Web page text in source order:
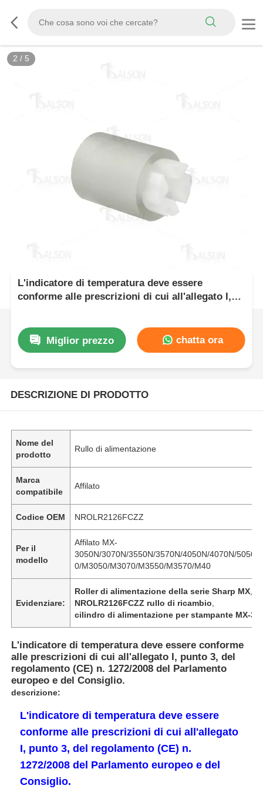
2 / 5
L'indicatore di temperatura deve essere
conforme alle prescrizioni di cui all'allegato I,
Miglior prezzo
chatta ora
DESCRIZIONE DI PRODOTTO
Nome del
prodotto
Rullo di alimentazione
Marca
compatibile
Affilato
Codice OEM NROLR2126FCZZ
Per il
modello
Affilato MX-
3050N/3070N/3550N/3570N/4050N/4070N/
0/M3050/M3070/M3550/M3570/M40
Evidenziare:
Roller di alimentazione della serie Sharp MX
NROLR2126FCZZ rullo di ricambio
cilindro di alimentazione per stampante MX-
L'indicatore di temperatura deve essere conforme
alle prescrizioni di cui all'allegato I, punto 3, del
regolamento (CE) n. 1272/2008 del Parlamento
europeo e del Consiglio.
descrizione:
L'indicatore di temperatura deve essere
conforme alle prescrizioni di cui all'allegato
I, punto 3, del regolamento (CE) n.
1272/2008 del Parlamento europeo e del
Consiglio.